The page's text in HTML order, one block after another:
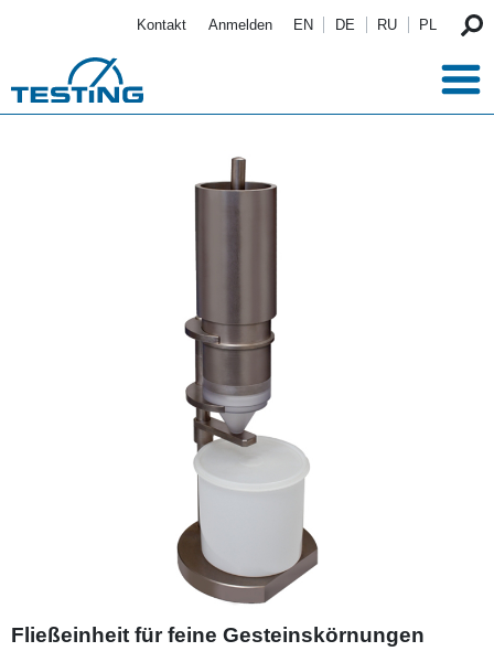
Kontakt Anmelden EN DE RU PL
Fließeinheit für feine Gesteinskörnungen